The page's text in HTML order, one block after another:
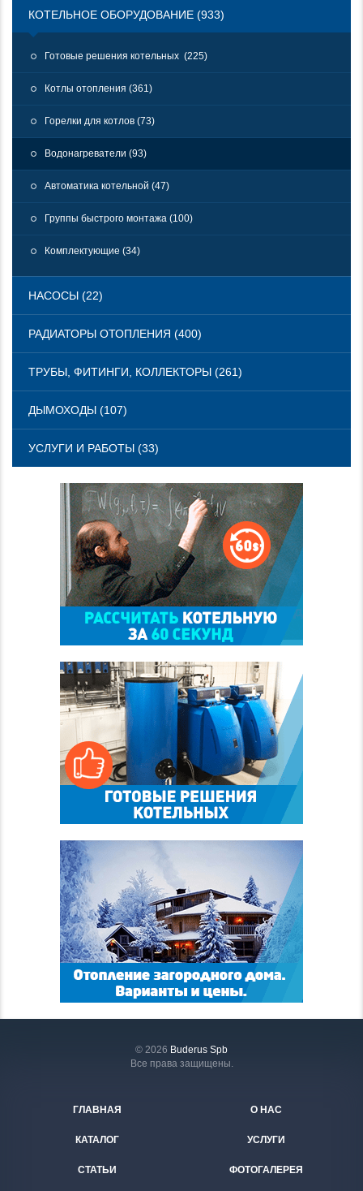
КОТЕЛЬНОЕ ОБОРУДОВАНИЕ (933)
Готовые решения котельных (225)
Котлы отопления (361)
Горелки для котлов (73)
Водонагреватели (93)
Автоматика котельной (47)
Группы быстрого монтажа (100)
Комплектующие (34)
НАСОСЫ (22)
РАДИАТОРЫ ОТОПЛЕНИЯ (400)
ТРУБЫ, ФИТИНГИ, КОЛЛЕКТОРЫ (261)
ДЫМОХОДЫ (107)
УСЛУГИ И РАБОТЫ (33)
© 2026 Buderus Spb
Все права защищены.
ГЛАВНАЯ О НАС
КАТАЛОГ УСЛУГИ
СТАТЬИ ФОТОГАЛЕРЕЯ